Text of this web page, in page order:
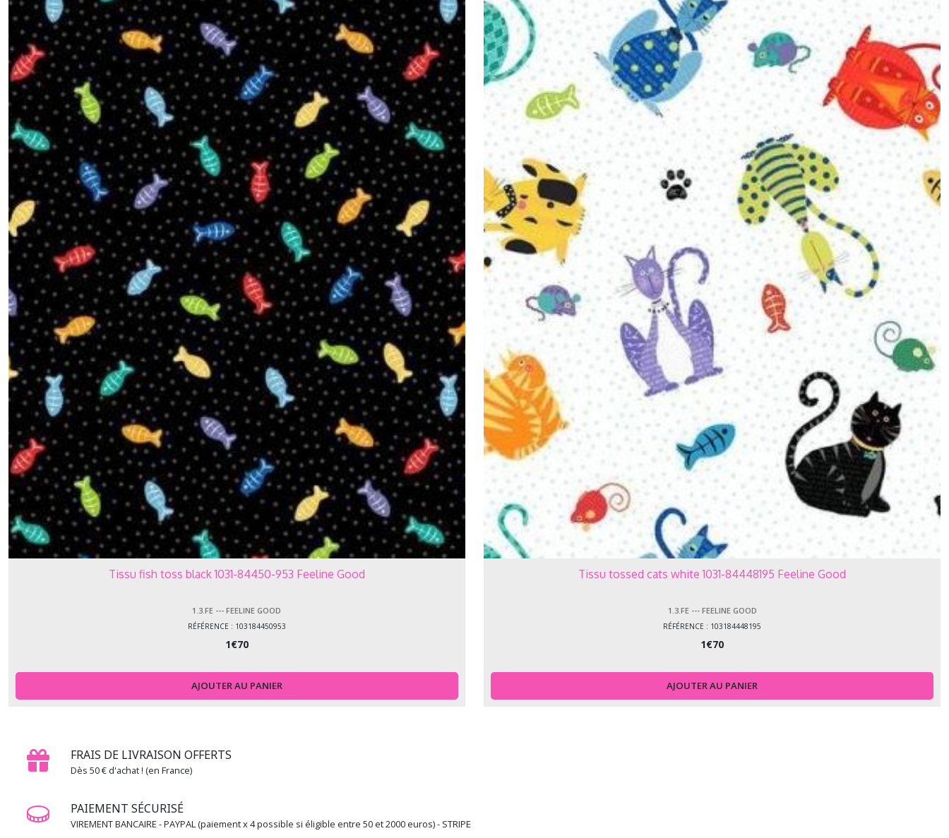
Tissu fish toss black 1031-84450-953 Feeline Good
1.3.FE --- FEELINE GOOD
RÉFÉRENCE : 103184450953
1€70
AJOUTER AU PANIER
Tissu tossed cats white 1031-84448195 Feeline Good
1.3.FE --- FEELINE GOOD
RÉFÉRENCE : 103184448195
1€70
AJOUTER AU PANIER
FRAIS DE LIVRAISON OFFERTS
Dès 50 € d'achat ! (en France)
PAIEMENT SÉCURISÉ
VIREMENT BANCAIRE - PAYPAL (paiement x 4 possible si éligible entre 50 et 2000 euros) - STRIPE
Feeline
Good
(2)
Afficher
les
résultats